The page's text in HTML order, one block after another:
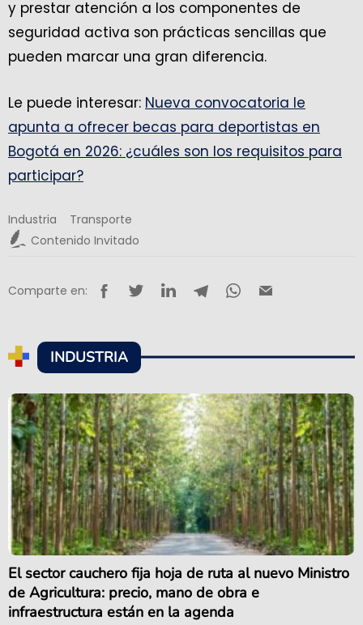
y prestar atención a los componentes de
seguridad activa son prácticas sencillas que
pueden marcar una gran diferencia.
Le puede interesar: Nueva convocatoria le
apunta a ofrecer becas para deportistas en
Bogotá en 2026: ¿cuáles son los requisitos para
participar?
Industria
Transporte
Contenido Invitado
Comparte en:
INDUSTRIA
El sector cauchero fija hoja de ruta al nuevo Ministro
de Agricultura: precio, mano de obra e
infraestructura están en la agenda